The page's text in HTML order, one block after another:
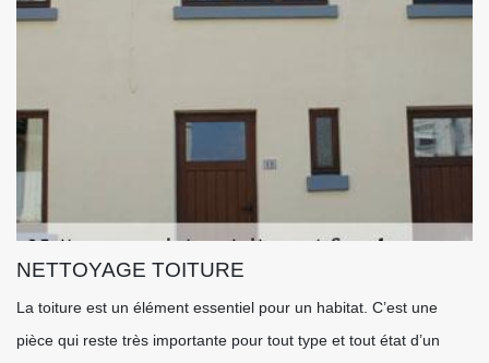
NETTOYAGE TOITURE
La toiture est un élément essentiel pour un habitat. C’est une
pièce qui reste très importante pour tout type et tout état d’un